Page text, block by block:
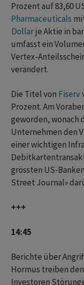
Prozent auf 83,60
Pharmaceuticals
Dollarje Aktie in
umfasst ein
Vertex-
verändert.
Die Titel von Fiserv
Prozent. Am
geworden, wonach
Unternehmen den
einer wichtigen
grössten US-
Street Journal»
+++
14:45
Berichte über
Hormus treiben den
Investoren